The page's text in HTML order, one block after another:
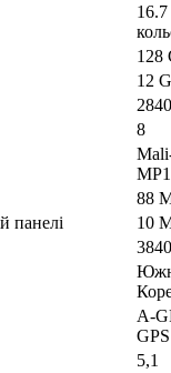
128
12
8
88
панелі
10
A-
GPS
5,1